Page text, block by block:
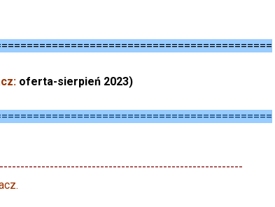
oferta-sierpień 2023)
.